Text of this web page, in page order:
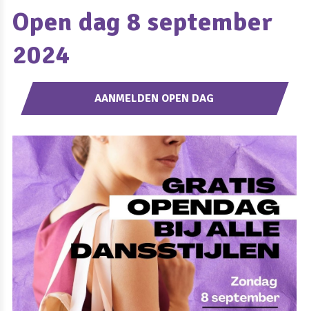
Open dag 8 september
2024
AANMELDEN OPEN DAG